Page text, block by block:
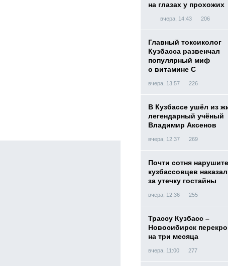
на глазах у прохожих
вчера, 14:43 206
Главный токсиколог
Кузбасса развенчал
популярный миф
о витамине С
вчера, 13:57 226
В Кузбассе ушёл из
легендарный учёный
Владимир Аксенов
вчера, 12:37 269
Почти сотня
кузбассовцев
за утечку гостайны
вчера, 12:36 255
Трассу Кузбасс –
Новосибирск
на три месяца
вчера, 11:00 277